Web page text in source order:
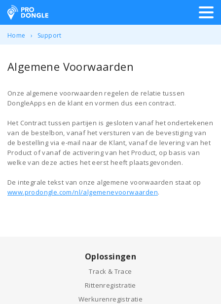
ProDongle Track & Trace
Home Support
Algemene Voorwaarden
Onze algemene voorwaarden regelen de relatie tussen
DongleApps en de klant en vormen dus een contract.
Het Contract tussen partijen is gesloten vanaf het ondertekenen
van de bestelbon, vanaf het versturen van de bevestiging van
de bestelling via e-mail naar de Klant, vanaf de levering van het
Product of vanaf de activering van het Product, op basis van
welke van deze acties het eerst heeft plaatsgevonden.
De integrale tekst van onze algemene voorwaarden staat op
www.prodongle.com/nl/algemenevoorwaarden.
Oplossingen
Track & Trace
Rittenregistratie
Werkurenregistratie